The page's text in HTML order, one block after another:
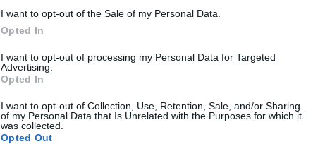
I want to opt-out of the Sale of my Personal Data.
Opted In
I want to opt-out of processing my Personal Data for Targeted
Advertising.
Opted In
I want to opt-out of Collection, Use, Retention, Sale, and/or Sharing
of my Personal Data that Is Unrelated with the Purposes for which it
was collected.
Opted Out